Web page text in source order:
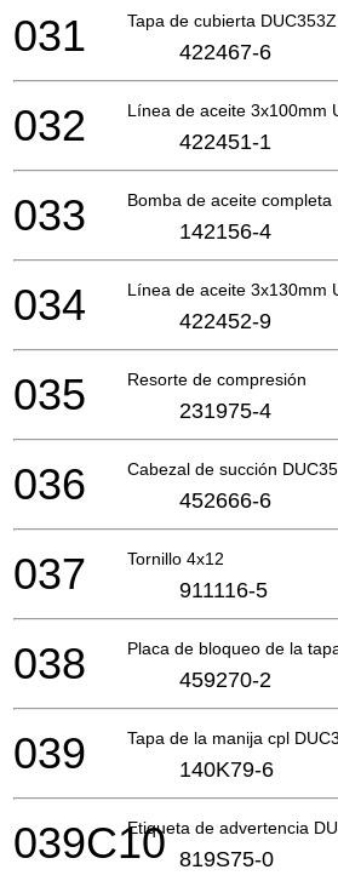
Tapa de cubierta DUC353Z
031 422467-6
Línea de aceite 3x100mm
032 422451-1
Bomba de aceite completa
033 142156-4
Línea de aceite 3x130mm
034 422452-9
Resorte de compresión
035 231975-4
Cabezal de succión
036 452666-6
Tornillo 4x12
037 911116-5
Placa de bloqueo de la
038 459270-2
Tapa de la manija cpl
039 140K79-6
Etiqueta de advertencia
039C10 819S75-0